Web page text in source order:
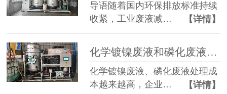
导语随着国内环保排放标准持续
收紧，工业废液减…
【详情】
化学镀镍废液、磷化废液处理成
本越来越高，企业…
【详情】